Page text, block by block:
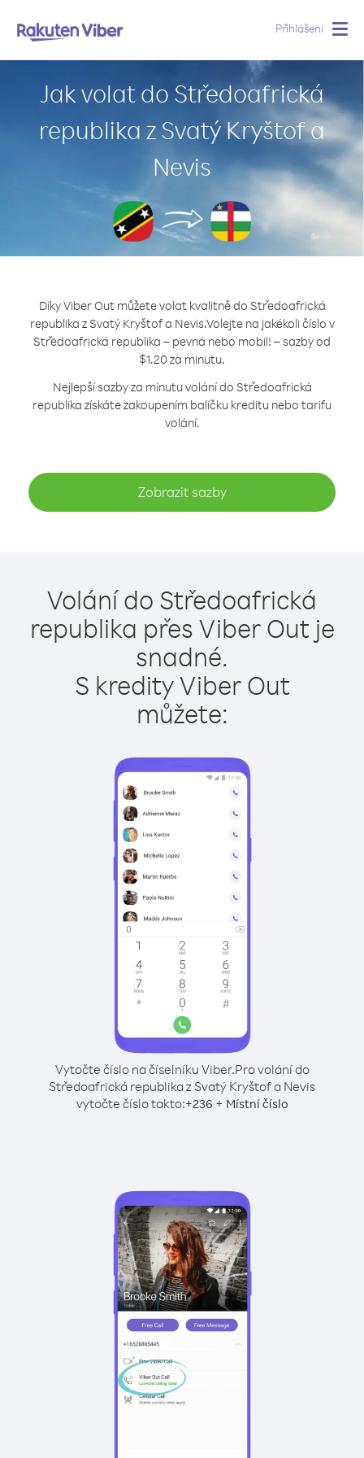
Přihlášení
Jak volat do Středoafrická
republika z Svatý Kryštof a
Nevis
Díky Viber Out můžete volat kvalitně do Středoafrická
republika z Svatý Kryštof a Nevis.Volejte na jakékoli číslo v
Středoafrická republika – pevná nebo mobil! – sazby od
$1.20 za minutu.
Nejlepší sazby za minutu volání do Středoafrická
republika získáte zakoupením balíčku kreditu nebo tarifu
volání.
Zobrazit sazby
Volání do Středoafrická
republika přes Viber Out je
snadné.
S kredity Viber Out
můžete:
Vytočte číslo na číselníku Viber.Pro volání do
Středoafrická republika z Svatý Kryštof a Nevis
vytočte číslo takto:+236 + Místní číslo